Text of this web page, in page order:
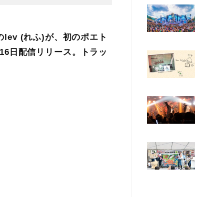
lev (れふ)が、初のポエト
日配信リリース。トラッ